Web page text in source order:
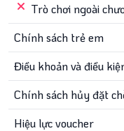
Trò chơi ngoài
Chính sách trẻ em
Điều khoản và điều
Chính sách hủy đặt
Hiệu lực voucher